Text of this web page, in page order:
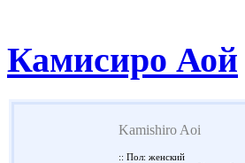
Камисиро Аой
Kamishiro Aoi
:: Пол: женский